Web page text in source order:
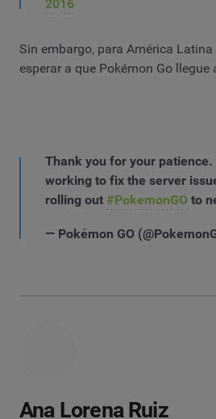
2016
Sin embargo, para América
esperar a que Pokémon Go llegue
Thank you for your patience.
working to fix the server
rolling out #PokemonGO to
— Pokémon GO
Ana Lorena Ruiz